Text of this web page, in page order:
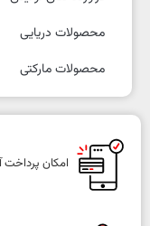
محصولات دریایی
محصولات مارکتی
امکان پرداخت